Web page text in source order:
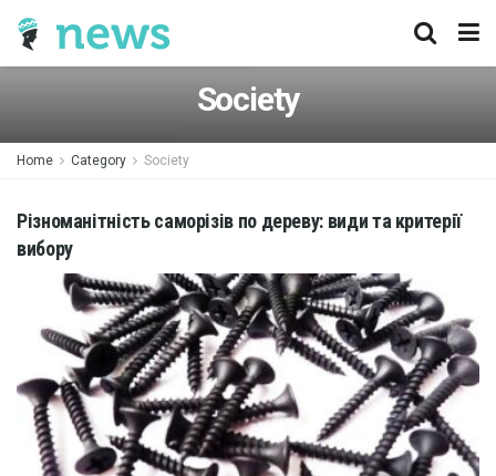
Society
Home Category Society
Різноманітність саморізів по дереву: види та критерії
вибору